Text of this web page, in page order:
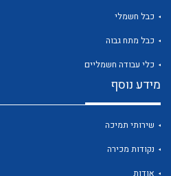
כבל חשמלי
כבל מתח גבוה
כלי עבודה חשמליים
מידע נוסף
שירותי תמיכה
נקודות מכירה
אודות